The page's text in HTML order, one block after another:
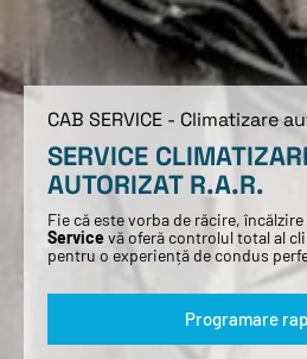
CAB SERVICE - Climatizare
SERVICE
AUTORIZAT R.A.R.
Fie că este vorba de răcire,
Service vă oferă controlul total al
pentru o experiență de condus
Programare